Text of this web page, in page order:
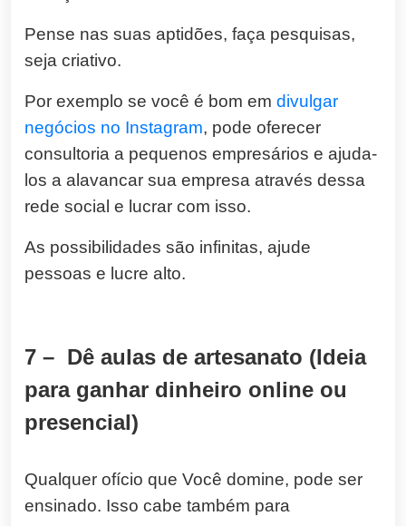
Pense nas suas aptidões, faça pesquisas,
seja criativo.
Por exemplo se você é bom em divulgar
negócios no Instagram, pode oferecer
consultoria a pequenos empresários e ajuda-
los a alavancar sua empresa através dessa
rede social e lucrar com isso.
As possibilidades são infinitas, ajude
pessoas e lucre alto.
7 – Dê aulas de artesanato (Ideia
para ganhar dinheiro online ou
presencial)
Qualquer ofício que Você domine, pode ser
ensinado. Isso cabe também para